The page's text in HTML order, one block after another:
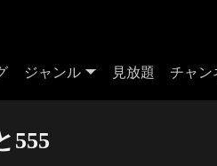
ジャンル 見放題 チャン
555